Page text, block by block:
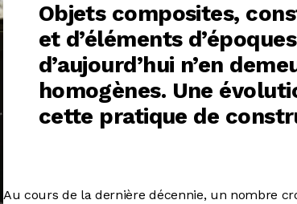
Objets composites,
et d’éléments
d’aujourd’hui n’en
homogènes. Une
cette pratique de
Au cours de la dernière décennie, un nombre